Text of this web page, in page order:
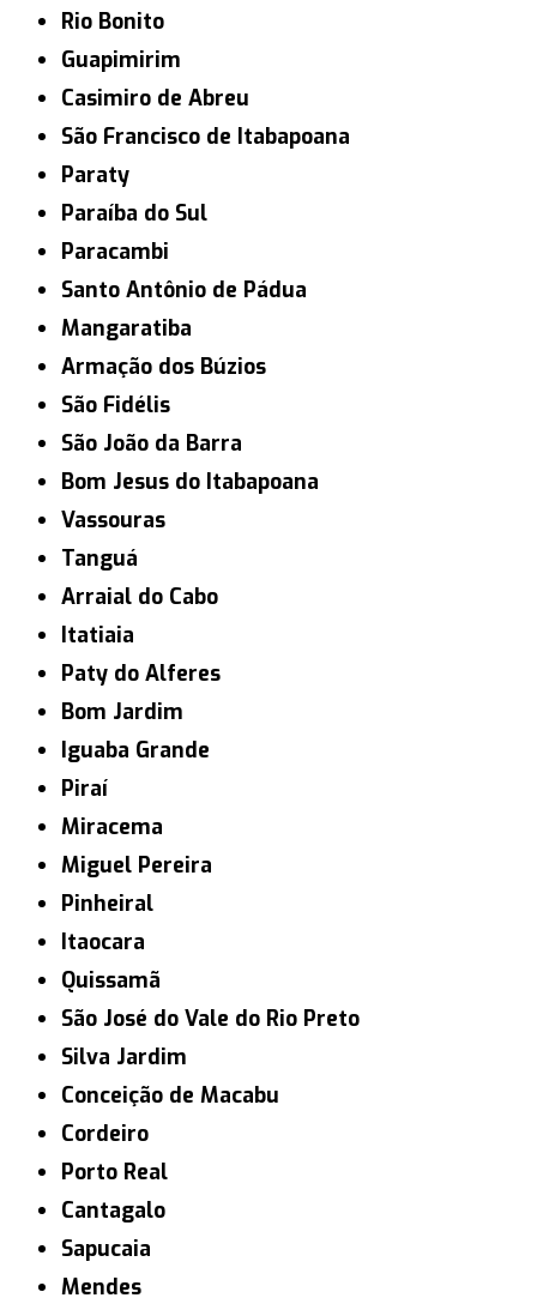
Rio Bonito
Guapimirim
Casimiro de Abreu
São Francisco de Itabapoana
Paraty
Paraíba do Sul
Paracambi
Santo Antônio de Pádua
Mangaratiba
Armação dos Búzios
São Fidélis
São João da Barra
Bom Jesus do Itabapoana
Vassouras
Tanguá
Arraial do Cabo
Itatiaia
Paty do Alferes
Bom Jardim
Iguaba Grande
Piraí
Miracema
Miguel Pereira
Pinheiral
Itaocara
Quissamã
São José do Vale do Rio Preto
Silva Jardim
Conceição de Macabu
Cordeiro
Porto Real
Cantagalo
Sapucaia
Mendes